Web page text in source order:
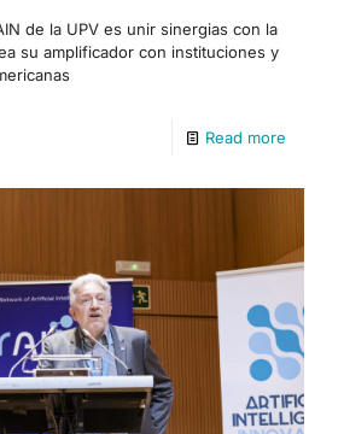
de la UPV es unir sinergias con la
su amplificador con instituciones y
Read more